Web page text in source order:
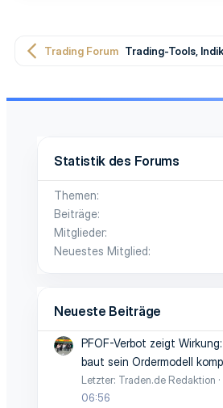
Trading Forum Trading-Tools,
Statistik des Forums
Themen
Beiträge
Mitglieder
Neuestes Mitglied
Neueste Beiträge
PFOF-Verbot zeigt
baut sein Ordermodell
Letzter: Traden.de Redaktion
06:56